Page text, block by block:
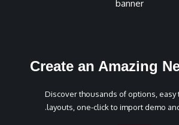
Create an Amazing
Discover thousands of options, easy
layouts, one-click to import demo